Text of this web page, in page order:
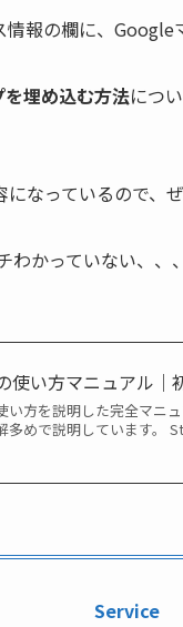
報の欄に、Google
埋め込む方法につ
なっているので、
わかっていない、
使い方マニュアル｜
い方を説明した完全マニ
多めで説明しています。
Service